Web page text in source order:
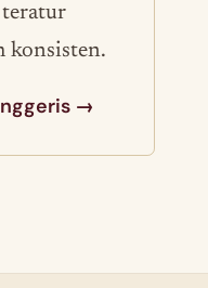
teratur
konsisten.
→